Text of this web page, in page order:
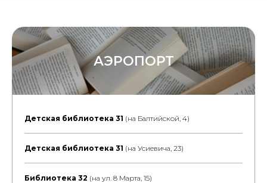
АЭРОПОРТ
Детская библиотека 31 (на Балтийской, 4)
Детская библиотека 31 (на Усиевича, 23)
Библиотека 32 (на ул. 8 Марта, 15)